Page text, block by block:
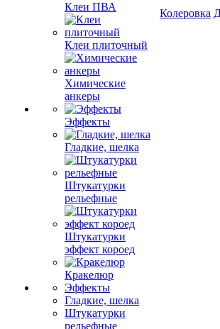
Клеи ПВА
Клеи плиточный
Химические
анкеры
Эффекты
Гладкие, шелка
Штукатурки
рельефные
Штукатурки
эффект короед
Кракелюр
Эффекты
Гладкие, шелка
Штукатурки
рельефные
Колеровка